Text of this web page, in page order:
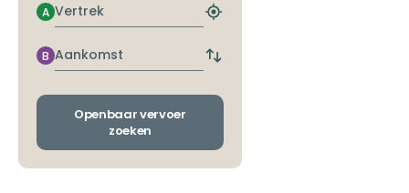
Vertrek
A
Zoek
dichtstbijzijnde
halte
Aankomst
B
Wissel
en
Openbaar vervoer
zoeken